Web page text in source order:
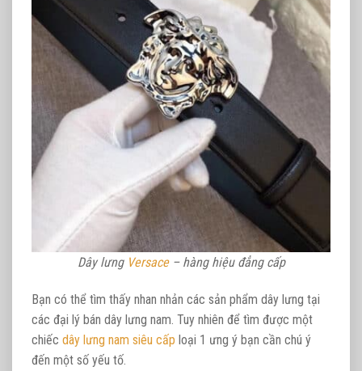
Dây lưng Versace– hàng hiệu đẳng cấp
Bạn có thể tìm thấy nhan nhản các sản phẩm dây lưng tại
các đại lý bán dây lưng nam. Tuy nhiên để tìm được một
chiếc dây lưng nam siêu cấp loại 1 ưng ý bạn cần chú ý
đến một số yếu tố.